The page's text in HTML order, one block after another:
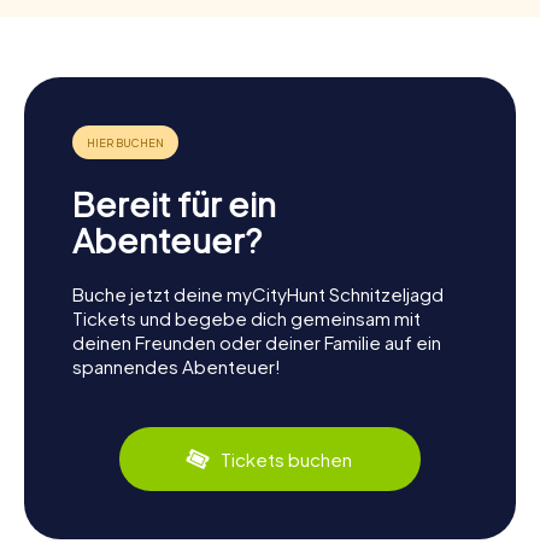
Bereit für ein
Abenteuer?
Buche jetzt deine myCityHunt Schnitzeljagd
Tickets und begebe dich gemeinsam mit
deinen Freunden oder deiner Familie auf ein
spannendes Abenteuer!
Tickets buchen